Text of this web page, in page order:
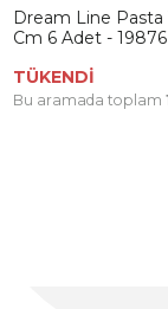
Dream Line Pasta
Cm 6 Adet - 19876
TÜKENDİ
Bu aramada toplam